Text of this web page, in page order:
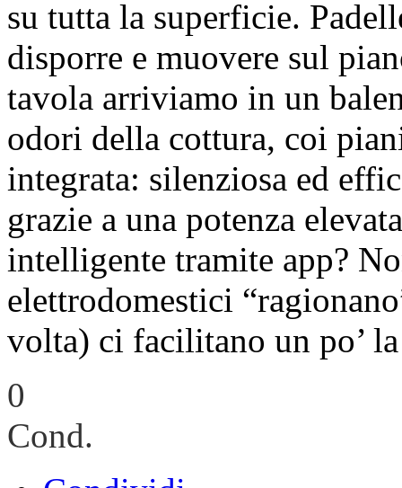
su tutta la superficie.
disporre e muovere sul
tavola arriviamo in un
odori della cottura, coi
integrata: silenziosa ed
grazie a una potenza
intelligente tramite app?
elettrodomestici
volta) ci facilitano un po’
0
Cond.